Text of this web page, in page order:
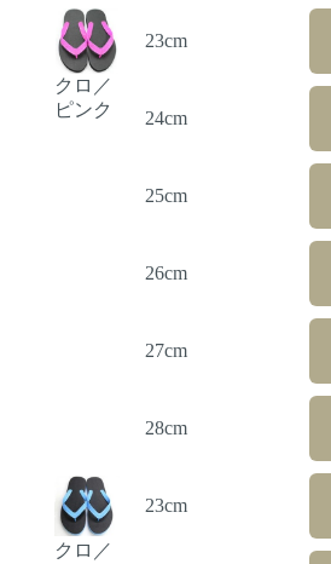
クロ／
ピンク
23cm
24cm
25cm
26cm
27cm
28cm
クロ／
23cm